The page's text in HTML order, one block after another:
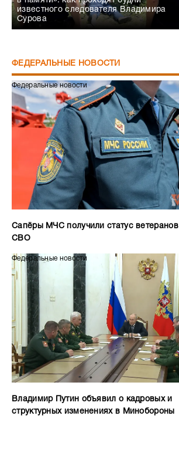
известного следователя Владимира
Сурова
ФЕДЕРАЛЬНЫЕ НОВОСТИ
Федеральные новости
Сапёры МЧС получили статус ветеранов
СВО
Федеральные новости
Владимир Путин объявил о кадровых и
структурных изменениях в Минобороны